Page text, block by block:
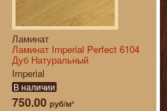
Ламинат
Ламинат Imperial Perfect 6104
Дуб Натуральный
Imperial
В наличии
750.00 руб/м²